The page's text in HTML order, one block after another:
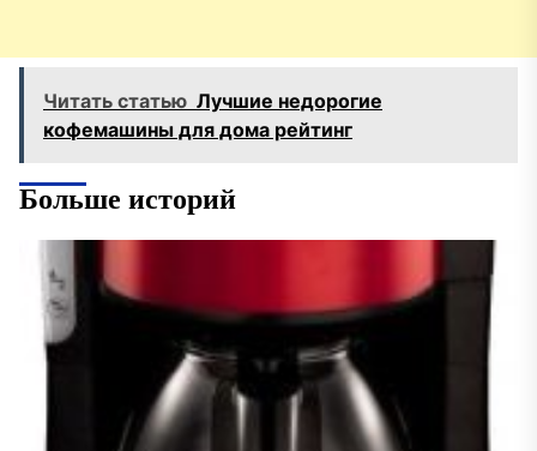
Читать статью Лучшие недорогие
кофемашины для дома рейтинг
Больше историй